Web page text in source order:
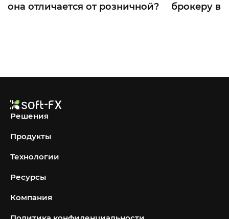
она отличается от розничной?
брокеру в
Решения
Продукты
Технологии
Ресурсы
Компания